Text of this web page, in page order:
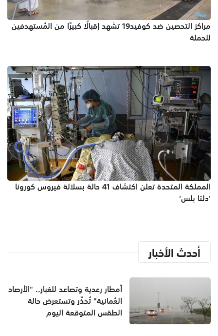
مراكز التحصين ضد كوفيد19 تشهد إقبالًا كبيرًا من المُستهدفين
للحملة
المملكة المتحدة تعلن اكتشاف 41 حالة بسلالة فيروس كورونا
'دلتا بلس'
أحدث الأخبار
أمطار رعدية وتصاعد للغبار.. "الأرصاد
العُمانية" تُحذّر وتستعرض حالة
الطقس المتوقعة اليوم